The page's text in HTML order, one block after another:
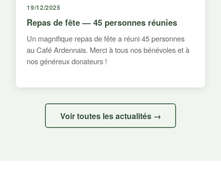
19/12/2025
Repas de fête — 45 personnes réunies
Un magnifique repas de fête a réuni 45 personnes
au Café Ardennais. Merci à tous nos bénévoles et à
nos généreux donateurs !
Voir toutes les actualités →